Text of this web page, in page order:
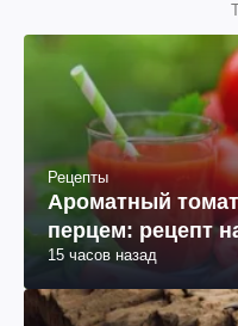
Рецепты
Ароматный
перцем: рецепт
15 часов назад